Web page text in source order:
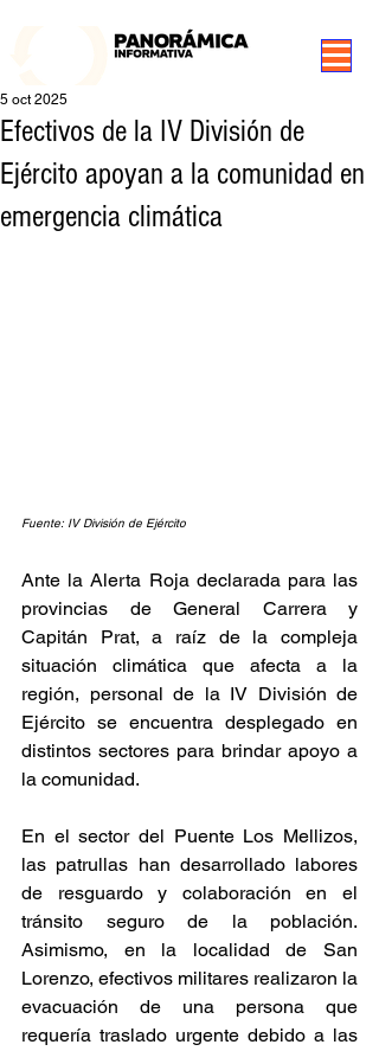
Efectivos de la IV División de
Ejército apoyan a la comunidad en
emergencia climática
5 oct 2025
Fuente: IV División de Ejército
Ante la Alerta Roja declarada para las
provincias de General Carrera y
Capitán Prat, a raíz de la compleja
situación climática que afecta a la
región, personal de la IV División de
Ejército se encuentra desplegado en
distintos sectores para brindar apoyo a
la comunidad.
En el sector del Puente Los Mellizos,
las patrullas han desarrollado labores
de resguardo y colaboración en el
tránsito seguro de la población.
Asimismo, en la localidad de San
Lorenzo, efectivos militares realizaron la
evacuación de una persona que
requería traslado urgente debido a las